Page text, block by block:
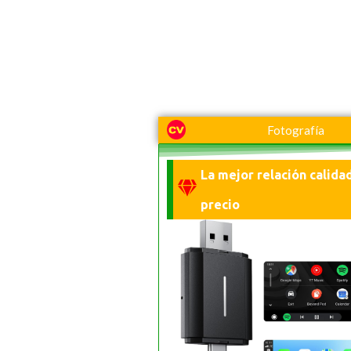
Fotografía
La mejor relación
precio